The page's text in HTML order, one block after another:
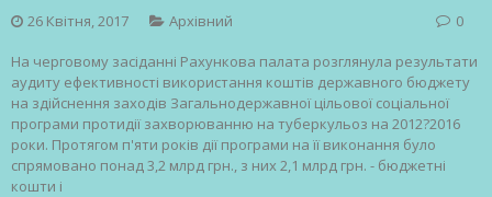
26 Квітня, 2017 Архівний 0
На черговому засіданні Рахункова палата розглянула результати
аудиту ефективності використання коштів державного бюджету
на здійснення заходів Загальнодержавної цільової соціальної
програми протидії захворюванню на туберкульоз на 2012?2016
роки. Протягом п'яти років дії програми на її виконання було
спрямовано понад 3,2 млрд грн., з них 2,1 млрд грн. - бюджетні
кошти і